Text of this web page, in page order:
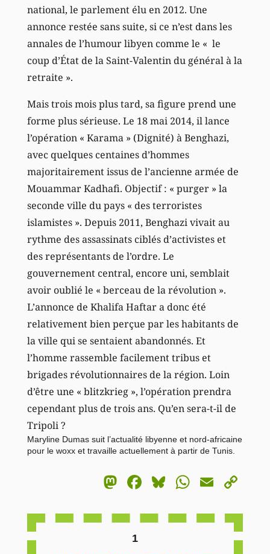
national, le parlement élu en 2012. Une
annonce restée sans suite, si ce n’est dans les
annales de l’humour libyen comme le « le
coup d’État de la Saint-Valentin du général à la
retraite ».
Mais trois mois plus tard, sa figure prend une
forme plus sérieuse. Le 18 mai 2014, il lance
l’opération « Karama » (Dignité) à Benghazi,
avec quelques centaines d’hommes
majoritairement issus de l’ancienne armée de
Mouammar Kadhafi. Objectif : « purger » la
seconde ville du pays « des terroristes
islamistes ». Depuis 2011, Benghazi vivait au
rythme des assassinats ciblés d’activistes et
des représentants de l’ordre. Le
gouvernement central, encore uni, semblait
avoir oublié le « berceau de la révolution ».
L’annonce de Khalifa Haftar a donc été
relativement bien perçue par les habitants de
la ville qui se sentaient abandonnés. Et
l’homme rassemble facilement tribus et
brigades révolutionnaires de la région. Loin
d’être une « blitzkrieg », l’opération prendra
cependant plus de trois ans. Qu’en sera-t-il de
Tripoli ?
Maryline Dumas suit l’actualité libyenne et nord-africaine
pour le woxx et travaille actuellement à partir de Tunis.
Mastodon
Facebook
BlueskyEmail
1